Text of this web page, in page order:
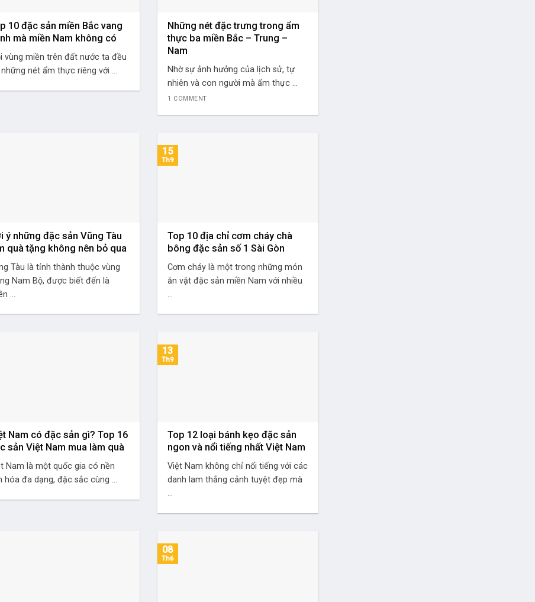
10 đặc sản miền Bắc vang
mà miền Nam không có
vùng miền trên đất nước ta đều
nét ẩm thực riêng với ...
Những nét đặc trưng trong ẩm
thực ba miền Bắc – Trung –
Nam
Nhờ sự ảnh hưởng của lịch sử, tự
nhiên và con người mà ẩm thực ...
1 COMMENT
ý những đặc sản Vũng Tàu
quà tặng không nên bỏ qua
Tàu là tỉnh thành thuộc vùng
Nam Bộ, được biết đến là
...
Top 10 địa chỉ cơm cháy chà
bông đặc sản số 1 Sài Gòn
Cơm cháy là một trong những món
ăn vặt đặc sản miền Nam với nhiều
...
15
Th9
Nam có đặc sản gì? Top 16
sản Việt Nam mua làm quà
Nam là một quốc gia có nền
hóa đa dạng, đặc sắc cùng ...
Top 12 loại bánh kẹo đặc sản
ngon và nổi tiếng nhất Việt Nam
Việt Nam không chỉ nổi tiếng với các
danh lam thắng cảnh tuyệt đẹp mà
...
13
Th9
08
Th6